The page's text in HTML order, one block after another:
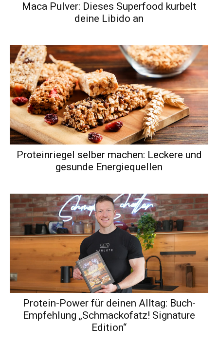
Maca Pulver: Dieses Superfood kurbelt
deine Libido an
Proteinriegel selber machen: Leckere und
gesunde Energiequellen
Protein-Power für deinen Alltag: Buch-
Empfehlung „Schmackofatz! Signature
Edition“